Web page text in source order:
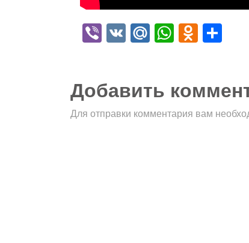
Viber
VK Mail.Ru
Добавить
Для отправки комментария вам